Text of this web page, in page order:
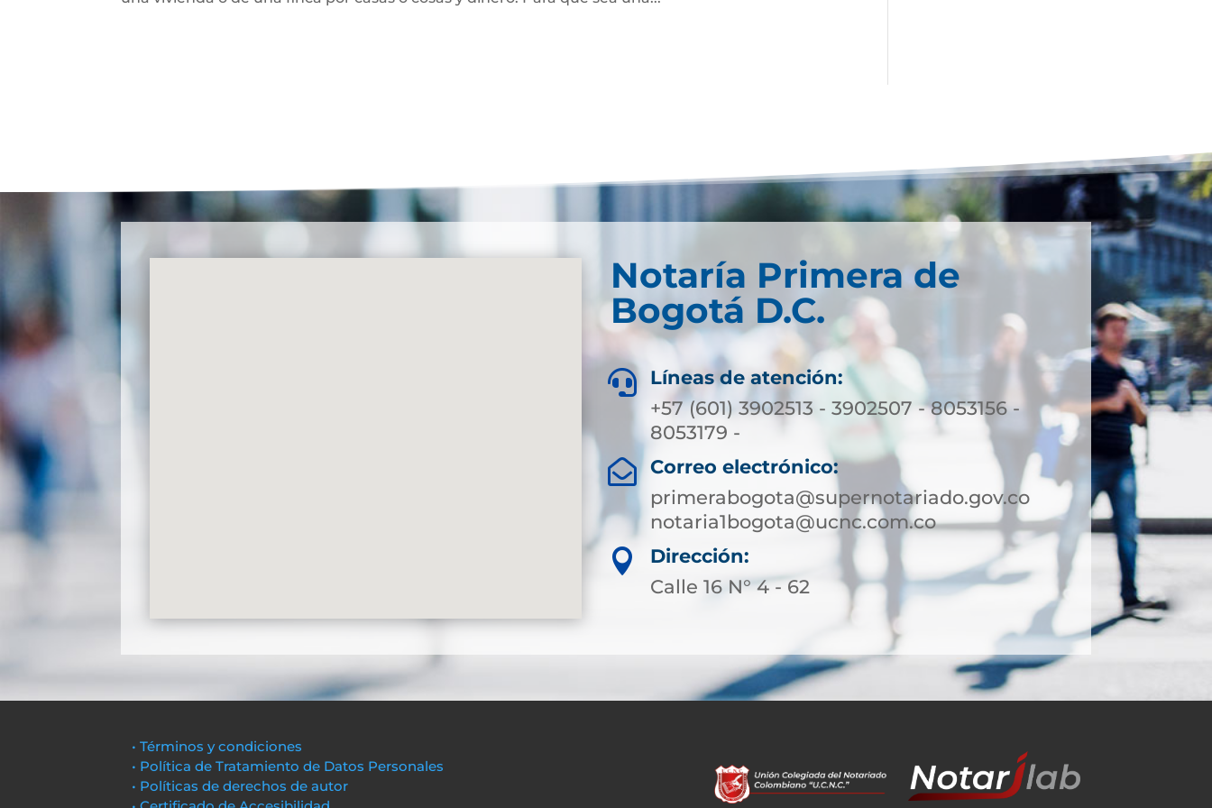
Notaría Primera de
Bogotá D.C.

Líneas de atención:
+57 (601) 3902513 - 3902507 - 8053156 -
8053179 -

Correo electrónico:
primerabogota@supernotariado.gov.co
notaria1bogota@ucnc.com.co

Dirección:
Calle 16 N° 4 - 62
• Términos y condiciones
• Política de Tratamiento de Datos Personales
• Políticas de derechos de autor